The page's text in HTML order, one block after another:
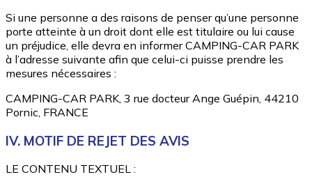
Si une personne a des raisons de penser qu’une personne
porte atteinte à un droit dont elle est titulaire ou lui cause
un préjudice, elle devra en informer CAMPING-CAR PARK
à l’adresse suivante afin que celui-ci puisse prendre les
mesures nécessaires :
CAMPING-CAR PARK, 3 rue docteur Ange Guépin, 44210
Pornic, FRANCE
IV. MOTIF DE REJET DES AVIS
LE CONTENU TEXTUEL :